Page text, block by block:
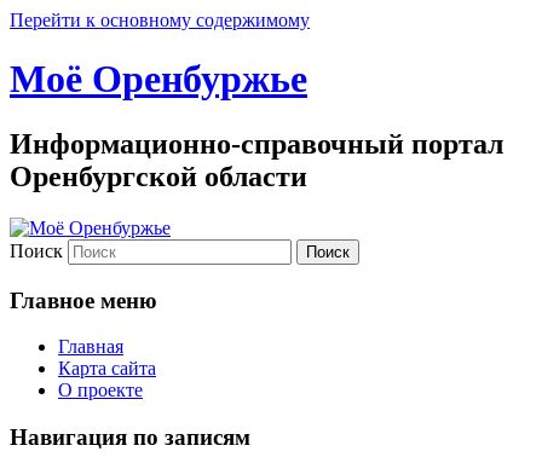
Перейти к основному содержимому
Моё Оренбуржье
Информационно-справочный портал
Оренбургской области
Поиск
Главное меню
Главная
Карта сайта
О проекте
Навигация по записям